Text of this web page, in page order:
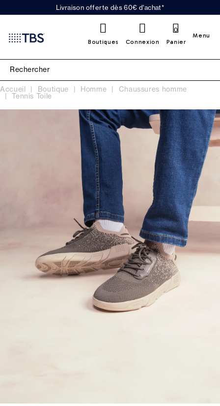
Livraison offerte dès 60€ d'achat*
Boutiques Connexion Panier
0
Menu
Accueil Boutique Homme Chaussures homme
Tennis Toile